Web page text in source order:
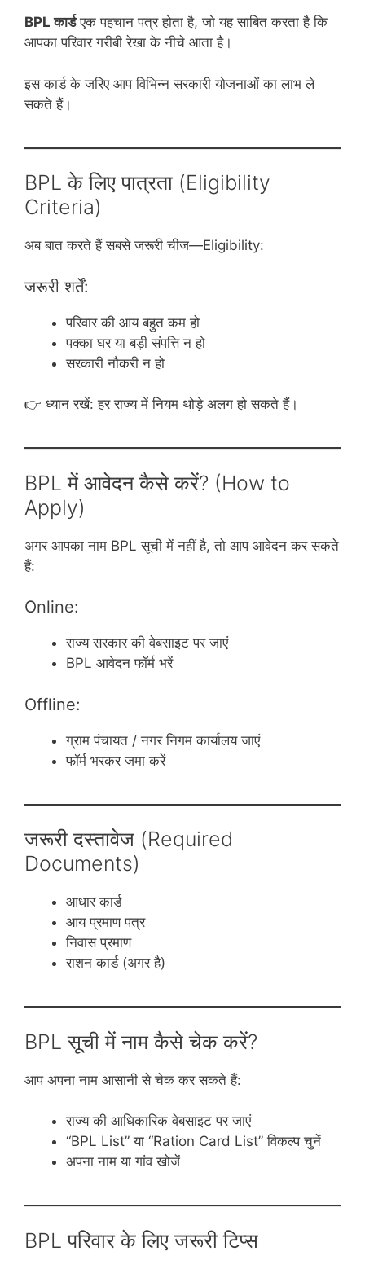
BPL कार्डएक पहचान पत्र होता है, जो यह साबित करता है कि
आपका परिवार गरीबी रेखा के नीचे आता है।
इस कार्ड के जरिए आप विभिन्न सरकारी योजनाओं का लाभ ले
सकते हैं।
BPL के लिए पात्रता (Eligibility
Criteria)
अब बात करते हैं सबसे जरूरी चीज—Eligibility:
जरूरी शर्तें:
परिवार की आय बहुत कम हो
पक्का घर या बड़ी संपत्ति न हो
सरकारी नौकरी न हो
👉 ध्यान रखें: हर राज्य में नियम थोड़े अलग हो सकते हैं।
BPL में आवेदन कैसे करें? (How to
Apply)
अगर आपका नाम BPL सूची में नहीं है, तो आप आवेदन कर सकते
हैं:
Online:
राज्य सरकार की वेबसाइट पर जाएं
BPL आवेदन फॉर्म भरें
Offline:
ग्राम पंचायत / नगर निगम कार्यालय जाएं
फॉर्म भरकर जमा करें
जरूरी दस्तावेज (Required
Documents)
आधार कार्ड
आय प्रमाण पत्र
निवास प्रमाण
राशन कार्ड (अगर है)
BPL सूची में नाम कैसे चेक करें?
आप अपना नाम आसानी से चेक कर सकते हैं:
राज्य की आधिकारिक वेबसाइट पर जाएं
“BPL List” या “Ration Card List” विकल्प चुनें
अपना नाम या गांव खोजें
BPL परिवार के लिए जरूरी टिप्स